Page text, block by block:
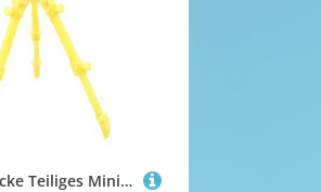
CIYODO 10stücke Teiliges Miniatur-teleskope Aus Kunststoff Für Puppenhaus-Dekoration Spielzeug-zubehörteile Für Kreative DIY-Accessoires Für Mini-häuser Und Szenen